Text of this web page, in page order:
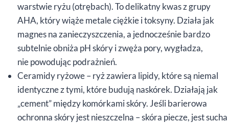
warstwie ryżu (otrębach). To delikatny kwas z grupy
AHA, który wiąże metale ciężkie i toksyny. Działa jak
magnes na zanieczyszczenia, a jednocześnie bardzo
subtelnie obniża pH skóry i zwęża pory, wygładza,
nie powodując podrażnień.
Ceramidy ryżowe – ryż zawiera lipidy, które są niemal
identyczne z tymi, które budują naskórek. Działają jak
„cement” między komórkami skóry. Jeśli barierowa
ochronna skóry jest nieszczelna – skóra piecze, jest sucha